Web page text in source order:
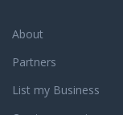
About
Partners
List my Business